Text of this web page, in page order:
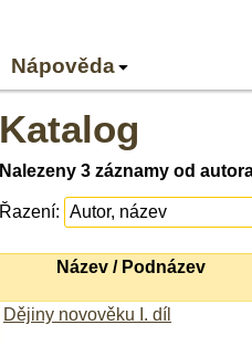
Nápověda
Katalog
Nalezeny 3 záznamy od
Řazení:
Název / Podnázev
Dějiny novověku I. díl